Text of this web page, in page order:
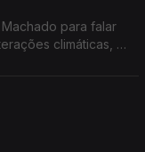
para falar
climáticas, a